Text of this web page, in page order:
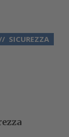
SICUREZZA